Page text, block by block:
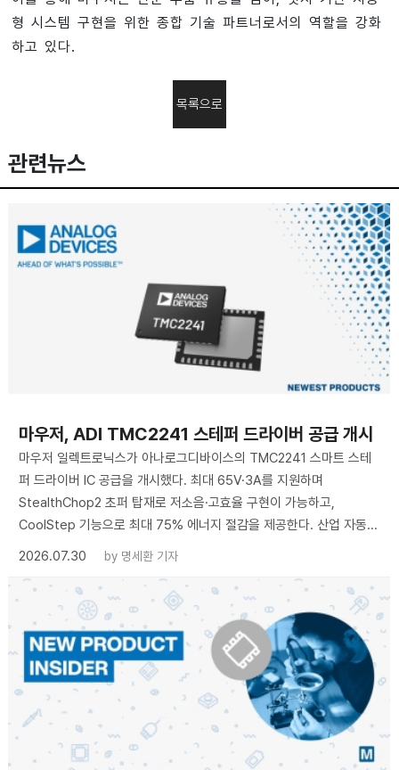
형 시스템 구현을 위한 종합 기술 파트너로서의 역할을 강화
하고 있다.
목록으로
관련뉴스
마우저, ADI TMC2241 스테퍼 드라이버 공급 개시
마우저 일렉트로닉스가 아나로그디바이스의 TMC2241 스마트 스테
퍼 드라이버 IC 공급을 개시했다. 최대 65V·3A를 지원하며
StealthChop2 초퍼 탑재로 저소음·고효율 구현이 가능하고,
CoolStep 기능으로 최대 75% 에너지 절감을 제공한다. 산업 자동...
2026.07.30
by 명세환 기자